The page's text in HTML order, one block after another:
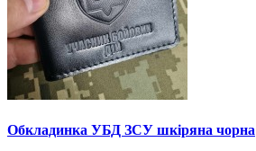
Обкладинка УБД ЗСУ шкіряна чорна